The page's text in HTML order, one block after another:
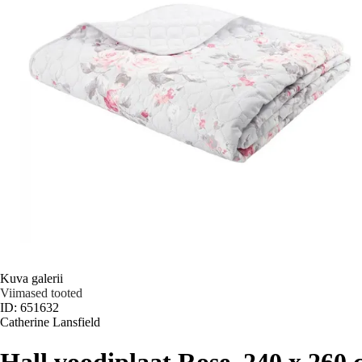
Kuva galerii
Viimased tooted
ID: 651632
Catherine Lansfield